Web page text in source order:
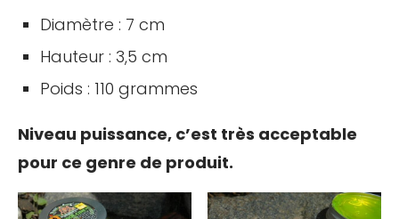
Diamètre : 7 cm
Hauteur : 3,5 cm
Poids : 110 grammes
Niveau puissance, c’est très acceptable
pour ce genre de produit.